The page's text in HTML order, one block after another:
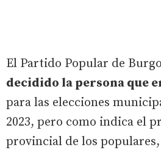
El Partido Popular de
decidido la persona que
para las elecciones
2023, pero como indica el
provincial de los